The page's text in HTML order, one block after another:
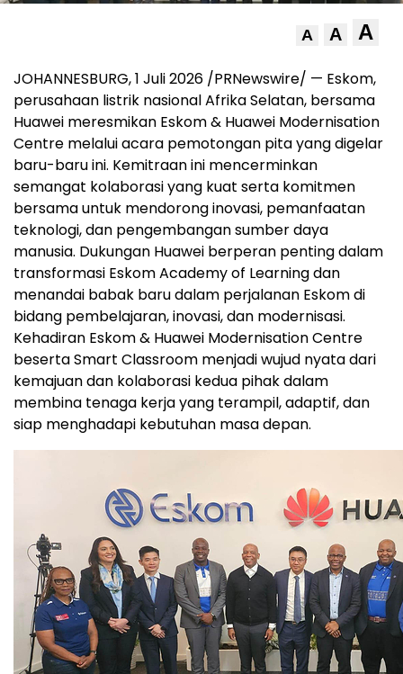
A A A
JOHANNESBURG, 1 Juli 2026 /PRNewswire/ — Eskom,
perusahaan listrik nasional Afrika Selatan, bersama
Huawei meresmikan Eskom & Huawei Modernisation
Centre melalui acara pemotongan pita yang digelar
baru-baru ini. Kemitraan ini mencerminkan
semangat kolaborasi yang kuat serta komitmen
bersama untuk mendorong inovasi, pemanfaatan
teknologi, dan pengembangan sumber daya
manusia. Dukungan Huawei berperan penting dalam
transformasi Eskom Academy of Learning dan
menandai babak baru dalam perjalanan Eskom di
bidang pembelajaran, inovasi, dan modernisasi.
Kehadiran Eskom & Huawei Modernisation Centre
beserta Smart Classroom menjadi wujud nyata dari
kemajuan dan kolaborasi kedua pihak dalam
membina tenaga kerja yang terampil, adaptif, dan
siap menghadapi kebutuhan masa depan.